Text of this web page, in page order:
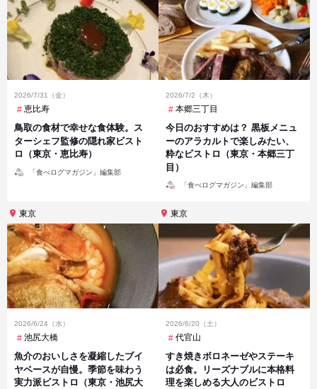
2026/7/31（金）
恵比寿
鳥取の食材で幸せな食体験。ス
ターシェフ監修の隠れ家ビスト
ロ（東京・恵比寿）
「食べログマガジン」編集部
2026/7/2（木）
本郷三丁目
今日のおすすめは？ 黒板メニュ
ーのアラカルトで楽しみたい、
粋なビストロ（東京・本郷三丁
目）
「食べログマガジン」編集部
東京
2026/6/24（水）
池尻大橋
魚介のおいしさを凝縮したブイ
ヤベースが自慢。季節を味わう
実力派ビストロ（東京・池尻大
東京
2026/6/20（土）
代官山
すき焼きボロネーゼやステーキ
は必食。リーズナブルに本格料
理を楽しめる大人のビストロ